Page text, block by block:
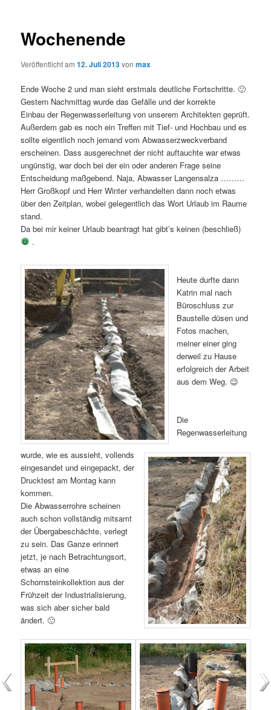
Wochenende
Veröffentlicht am12. Juli 2013vonmax
Ende Woche 2 und man sieht erstmals deutliche Fortschritte. 🙂
Gestern Nachmittag wurde das Gefälle und der korrekte
Einbau der Regenwasserleitung von unserem Architekten geprüft.
Außerdem gab es noch ein Treffen mit Tief- und Hochbau und es
sollte eigentlich noch jemand vom Abwasserzweckverband
erscheinen. Dass ausgerechnet der nicht auftauchte war etwas
ungünstig, war doch bei der ein oder anderen Frage seine
Entscheidung maßgebend. Naja, Abwasser Langensalza ………
Herr Großkopf und Herr Winter verhandelten dann noch etwas
über den Zeitplan, wobei gelegentlich das Wort Urlaub im Raume
stand.
Da bei mir keiner Urlaub beantragt hat gibt’s keinen (beschließ)
.
Heute durfte dann
Katrin mal nach
Büroschluss zur
Baustelle düsen und
Fotos machen,
meiner einer ging
derweil zu Hause
erfolgreich der Arbeit
aus dem Weg. 😉
Die
Regenwasserleitung
wurde, wie es aussieht, vollends
eingesandet und eingepackt, der
Drucktest am Montag kann
kommen.
Die Abwasserrohre scheinen
auch schon vollständig mitsamt
der Übergabeschächte, verlegt
zu sein. Das Ganze erinnert
jetzt, je nach Betrachtungsort,
etwas an eine
Schornsteinkollektion aus der
Frühzeit der Industrialisierung,
was sich aber sicher bald
ändert. 🙂